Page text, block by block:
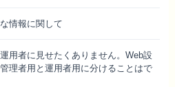
情報に関して
用者に見せたくありません。Web設
理者用と運用者用に分けることはで